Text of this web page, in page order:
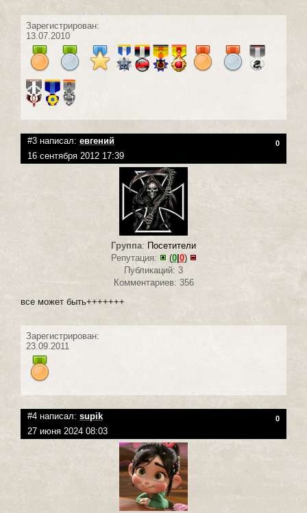
Зарегистрирован:
13.07.2010
#3 написал: евгений 0
16 сентября 2012 17:39
Группа: Посетители
Репутация:
(0| 0)
Публикаций: 3
Комментариев: 356
все может быть+++++++
Зарегистрирован:
23.09.2011
#4 написал: supik 0
27 июня 2024 08:03